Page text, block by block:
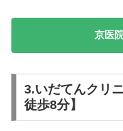
京医
3.いだてんクリ
徒歩8分】